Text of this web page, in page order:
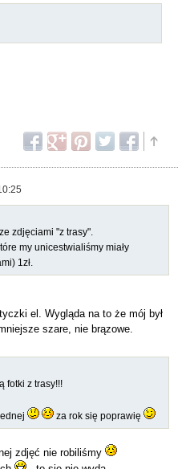
zdjęciami "z trasy".
my unicestwialiśmy miały
1zł.
el. Wygląda na to że mój był
szare, nie brązowe.
fotki z trasy!!!
za rok się poprawię
zdjęć nie robiliśmy